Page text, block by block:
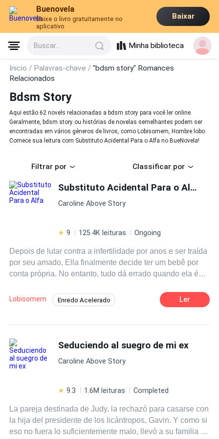
Buenovela
Baixe o livro gratuitamente no
aplicativo
Baixar
Buscar... Minha biblioteca
Inicio / Palavras-chave /"bdsm story" Romances
Relacionados
Bdsm Story
Aqui estão 62 novels relacionadas a bdsm story para você ler online.
Geralmente, bdsm story ou histórias de novelas semelhantes podem ser
encontradas em vários gêneros de livros, como Lobisomem, Hombre lobo.
Comece sua leitura com Substituto Acidental Para o Alfa no BueNovela!
Filtrar por Classificar por
Substituto Acidental Para o Alfa
Caroline Above Story
9 125.4K leituras Ongoing
Depois de lutar contra a infertilidade por anos e ser traída
por seu amado, Ella finalmente decide ter um bebê por
conta própria. No entanto, tudo dá errado quando ela é
Dominic Sinclair. De repente, sua vida vira de cabeça
para baixo quando a confusão vem à tona -
para ser o Rei Alfa! Ele não vai deixar que qualquer um
fique com seu filhote. Será que Ella conseguirá
convencê-lo a deixá-la participar da vida de seu filho? E
fosse sua próxima refeição? Ele não poderia estar
Lobisomem Enredo Acelerado Ler
Seduciendo al suegro de mi ex
Caroline Above Story
9.3 1.6M leituras Completed
La pareja destinada de Judy, la rechazó para casarse con
la hija del presidente de los licántropos, Gavin. Y como si
eso no fuera lo suficientemente malo, llevó a su familia a